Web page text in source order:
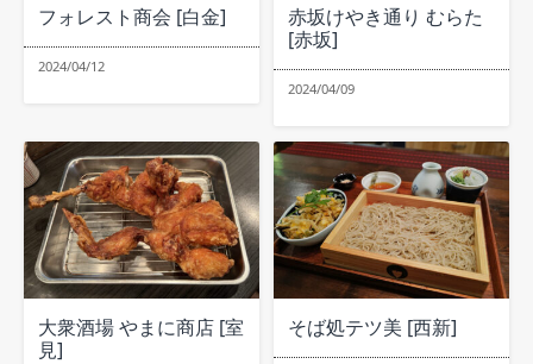
フォレスト商会 [白金]
2024/04/12
赤坂けやき通り むらた
[赤坂]
2024/04/09
大衆酒場 やまに商店 [室
見]
そば処テツ美 [西新]